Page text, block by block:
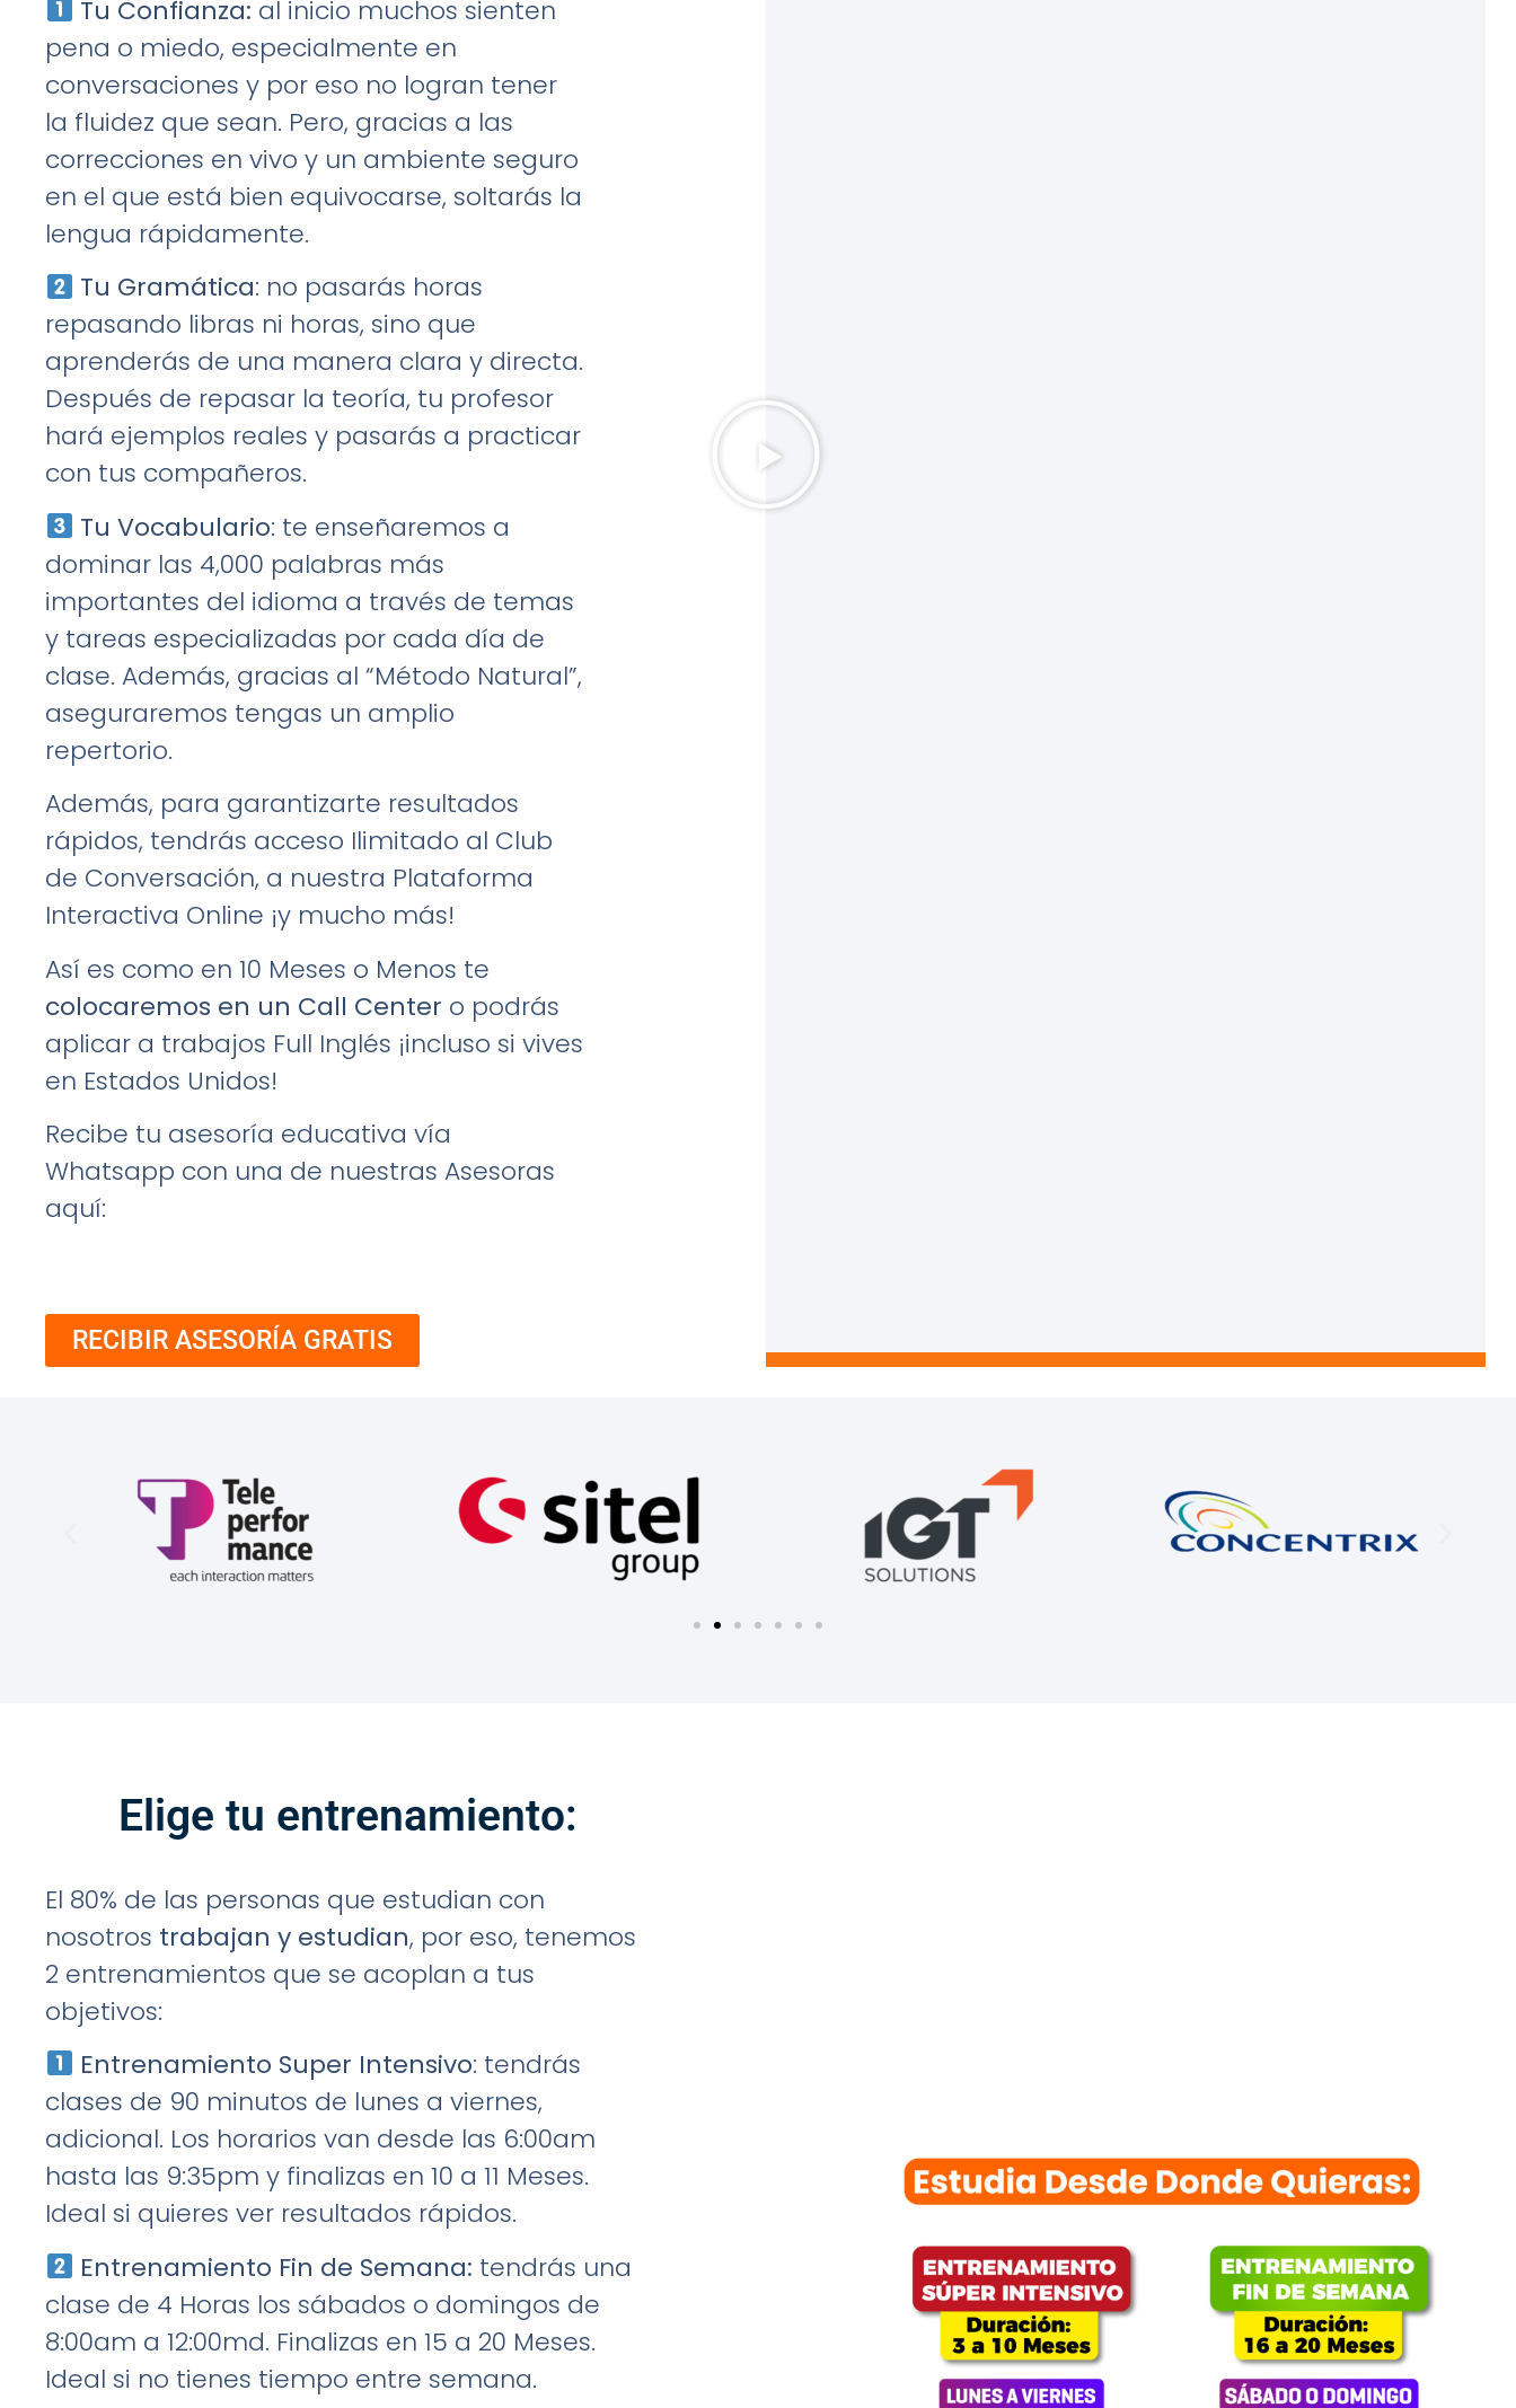
Tu Confianza: al inicio muchos sienten
pena o miedo, especialmente en
conversaciones y por eso no logran tener
la fluidez que sean. Pero, gracias a las
correcciones en vivo y un ambiente seguro
en el que está bien equivocarse, soltarás la
lengua rápidamente.
Tu Gramática: no pasarás horas
repasando libras ni horas, sino que
aprenderás de una manera clara y directa.
Después de repasar la teoría, tu profesor
hará ejemplos reales y pasarás a practicar
con tus compañeros.
Tu Vocabulario: te enseñaremos a
dominar las 4,000 palabras más
importantes del idioma a través de temas
y tareas especializadas por cada día de
clase. Además, gracias al “Método Natural”,
aseguraremos tengas un amplio
repertorio.
Además, para garantizarte resultados
rápidos, tendrás acceso Ilimitado al Club
de Conversación, a nuestra Plataforma
Interactiva Online ¡y mucho más!
Así es como en 10 Meses o Menos te
colocaremos en un Call Center o podrás
aplicar a trabajos Full Inglés ¡incluso si vives
en Estados Unidos!
Recibe tu asesoría educativa vía
Whatsapp con una de nuestras Asesoras
aquí:
RECIBIR ASESORÍA GRATIS
Elige tu entrenamiento:
El 80% de las personas que estudian con
nosotros trabajan y estudian, por eso, tenemos
2 entrenamientos que se acoplan a tus
objetivos:
Entrenamiento Super Intensivo: tendrás
clases de 90 minutos de lunes a viernes,
adicional. Los horarios van desde las 6:00am
hasta las 9:35pm y finalizas en 10 a 11 Meses.
Ideal si quieres ver resultados rápidos.
Entrenamiento Fin de Semana: tendrás una
clase de 4 Horas los sábados o domingos de
8:00am a 12:00md. Finalizas en 15 a 20 Meses.
Ideal si no tienes tiempo entre semana.